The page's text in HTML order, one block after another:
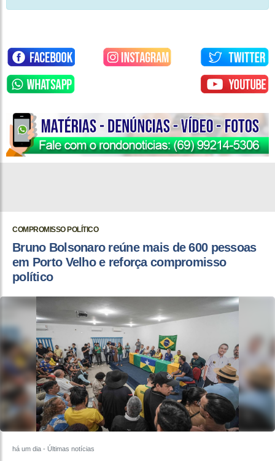
COMPROMISSO POLÍTICO
Bruno Bolsonaro reúne mais de 600 pessoas
em Porto Velho e reforça compromisso
político
há um dia - Últimas notícias